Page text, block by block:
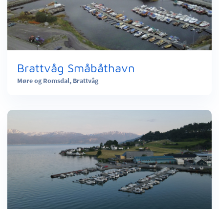
Brattvåg Småbåthavn
Møre og Romsdal, Brattvåg